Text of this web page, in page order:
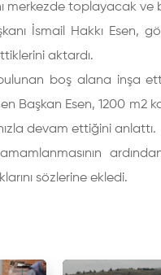
merkezde toplayacak
İsmail Hakkı
aktardı.
boş alana inşa
Başkan Esen, 1200
devam ettiğini anlattı.
sözlerine ekledi.